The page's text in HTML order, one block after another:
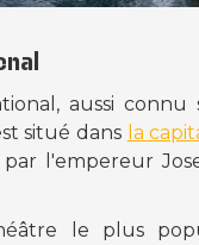
aussi
situé dans la
l'empereur
le plus